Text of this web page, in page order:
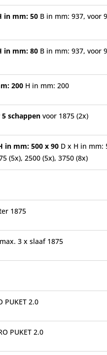
in mm: 50 B in mm: 937, voor
in mm: 80 B in mm: 937, voor
200 H in mm: 200
schappen voor 1875 (2x)
in mm: 500 x 90 D x H in mm:
(5x), 2500 (5x), 3750 (8x)
1875
3 x slaaf 1875
PUKET 2.0
PUKET 2.0